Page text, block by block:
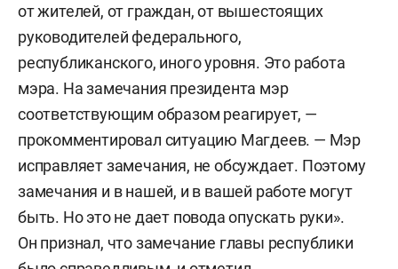
от жителей, от граждан, от вышестоящих
руководителей федерального,
республиканского, иного уровня. Это работа
мэра. На замечания президента мэр
соответствующим образом реагирует, —
прокомментировал ситуацию Магдеев. — Мэр
исправляет замечания, не обсуждает. Поэтому
замечания и в нашей, и в вашей работе могут
быть. Но это не дает повода опускать руки».
Он признал, что замечание главы республики